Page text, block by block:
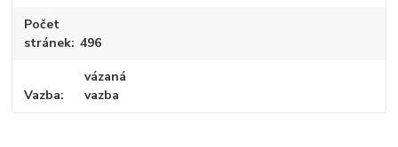
Počet
stránek 496
Vazba
vázaná
vazba